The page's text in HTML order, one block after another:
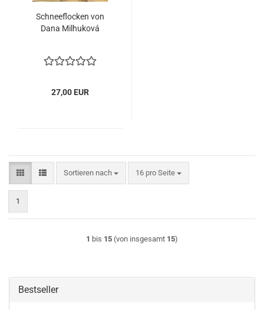
Schneeflocken von
Dana Milhuková
27,00 EUR
Sortieren nach
Sortieren nach 16 pro Seite
pro Seite
1
1 bis 15 (von insgesamt 15)
Bestseller